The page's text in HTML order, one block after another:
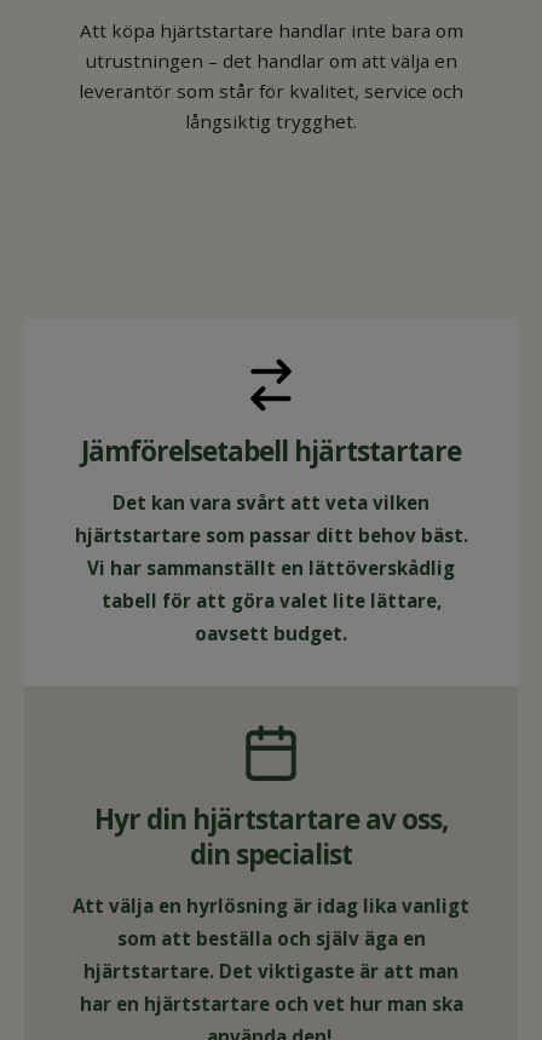
Att köpa hjärtstartare handlar inte bara om
utrustningen – det handlar om att välja en
leverantör som står för kvalitet, service och
långsiktig trygghet.
Jämförelsetabell hjärtstartare
Det kan vara svårt att veta vilken
hjärtstartare som passar ditt behov bäst.
Vi har sammanställt en lättöverskådlig
tabell för att göra valet lite lättare,
oavsett budget.
Hyr din hjärtstartare av oss,
din specialist
Att välja en hyrlösning är idag lika vanligt
som att beställa och själv äga en
hjärtstartare. Det viktigaste är att man
har en hjärtstartare och vet hur man ska